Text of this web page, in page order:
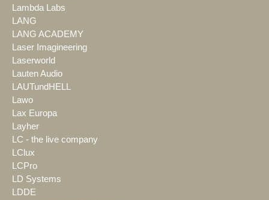
Lambda Labs
LANG
LANG ACADEMY
Laser Imagineering
Laserworld
Lauten Audio
LAUTundHELL
Lawo
Lax Europa
Layher
LC - the live company
LClux
LCPro
LD Systems
LDDE